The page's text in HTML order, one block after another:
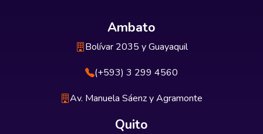
Ambato
Bolívar 2035 y Guayaquil
(+593) 3 299 4560
Av. Manuela Sáenz y Agramonte
Quito